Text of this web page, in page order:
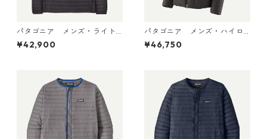
パタゴニア メンズ・ライト
ウェイト・ダウン・セータ
ー・プルオーバー Black 319
¥42,900
パタゴニア メンズ・ハイロ
フト・ナノ・パフ・フーデ
¥46,750